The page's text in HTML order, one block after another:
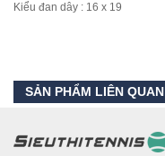
Kiểu đan dây : 16 x 19
SẢN PHẨM LIÊN QUAN